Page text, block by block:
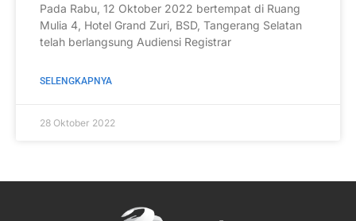
Pada Rabu, 12 Oktober 2022 bertempat di Ruang
Mulia 4, Hotel Grand Zuri, BSD, Tangerang Selatan
telah berlangsung Audiensi Registrar
SELENGKAPNYA
28 Oktober 2022